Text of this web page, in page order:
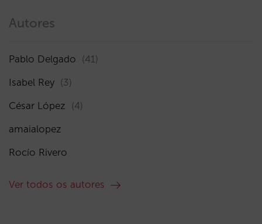
Autores
Pablo Delgado (41)
Isabel Rey (3)
César López (4)
amaialopez
Rocío Rivero
Ver todos os autores